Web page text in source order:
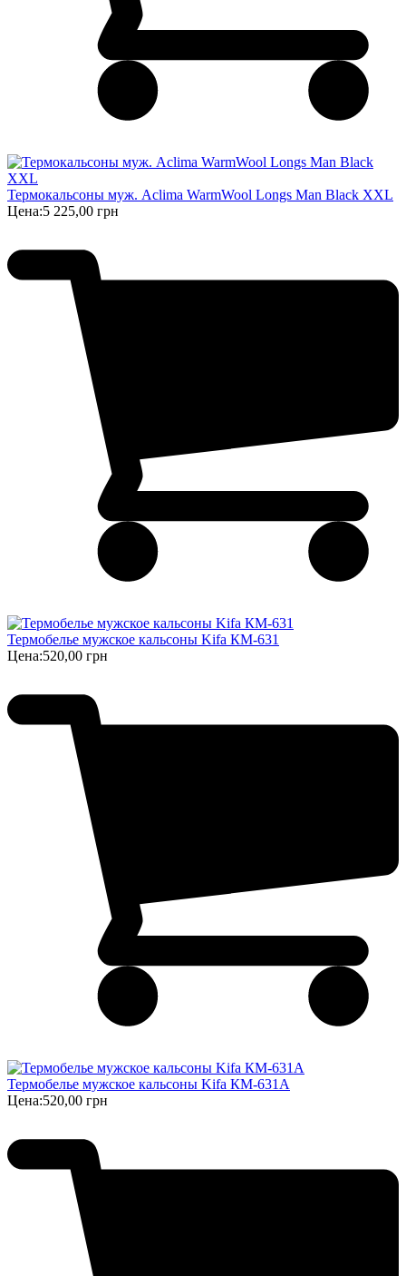
Термокальсоны муж. Aclima WarmWool Longs Man Black XXL
Цена:5 225,00 грн
Термобелье мужское кальсоны Kifa КМ-631
Цена:520,00 грн
Термобелье мужское кальсоны Kifa КМ-631А
Цена:520,00 грн